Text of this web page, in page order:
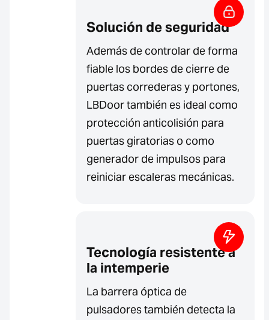
Solución de seguridad
Además de controlar de forma
fiable los bordes de cierre de
puertas correderas y portones,
LBDoor también es ideal como
protección anticolisión para
puertas giratorias o como
generador de impulsos para
reiniciar escaleras mecánicas.
Tecnología resistente a
la intemperie
La barrera óptica de
pulsadores también detecta la